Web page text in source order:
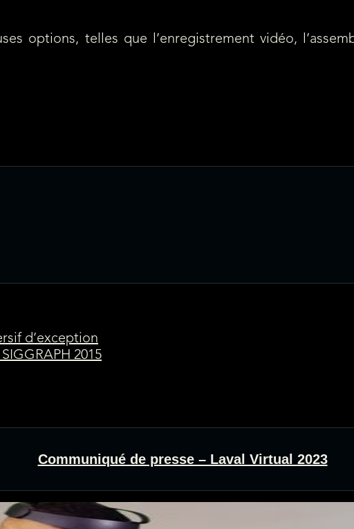
options, telles que l’enregistrement vidéo,
d’exception
2015
Communiqué de presse – Laval Virtual 2023